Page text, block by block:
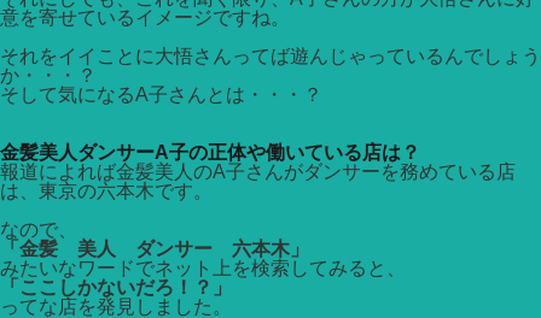
意を寄せているイメージですね。
それをイイことに大悟さんってば遊んじゃっているんでしょう
か・・・？
そして気になるA子さんとは・・・？
金髪美人ダンサーA子の正体や働いている店は？
報道によれば金髪美人のA子さんがダンサーを務めている店
は、東京の六本木です。
なので、
「金髪 美人 ダンサー 六本木」
みたいなワードでネット上を検索してみると、
「ここしかないだろ！？」
ってな店を発見しました。